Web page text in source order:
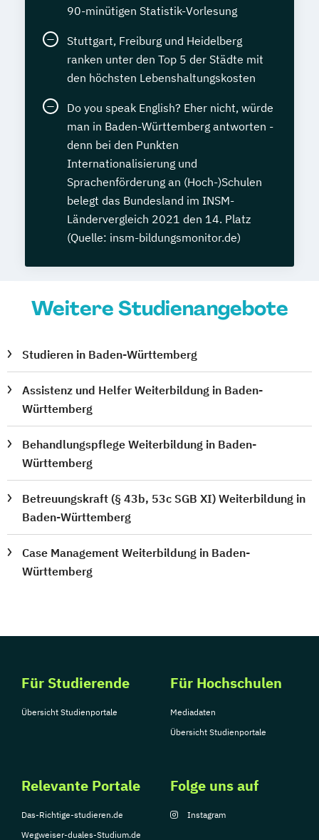
90-minütigen Statistik-Vorlesung
Stuttgart, Freiburg und Heidelberg
ranken unter den Top 5 der Städte mit
den höchsten Lebenshaltungskosten
Do you speak English? Eher nicht, würde
man in Baden-Württemberg antworten -
denn bei den Punkten
Internationalisierung und
Sprachenförderung an (Hoch-)Schulen
belegt das Bundesland im INSM-
Ländervergleich 2021 den 14. Platz
(Quelle: insm-bildungsmonitor.de)
Weitere Studienangebote
Studieren in Baden-Württemberg
Assistenz und Helfer Weiterbildung in Baden-
Württemberg
Behandlungspflege Weiterbildung in Baden-
Württemberg
Betreuungskraft (§ 43b, 53c SGB XI) Weiterbildung in
Baden-Württemberg
Case Management Weiterbildung in Baden-
Württemberg
Für Studierende
Übersicht Studienportale
Für Hochschulen
Mediadaten
Übersicht Studienportale
Relevante Portale
Das-Richtige-studieren.de
Wegweiser-duales-Studium.de
Folge uns auf
Instagram